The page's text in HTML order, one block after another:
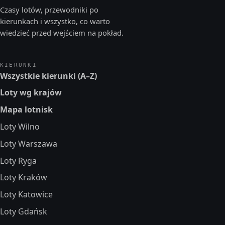
Czasy lotów, przewodniki po
kierunkach i wszystko, co warto
wiedzieć przed wejściem na pokład.
KIERUNKI
Wszystkie kierunki (A–Z)
Loty wg krajów
Mapa lotnisk
Loty Wilno
Loty Warszawa
Loty Ryga
Loty Kraków
Loty Katowice
Loty Gdańsk